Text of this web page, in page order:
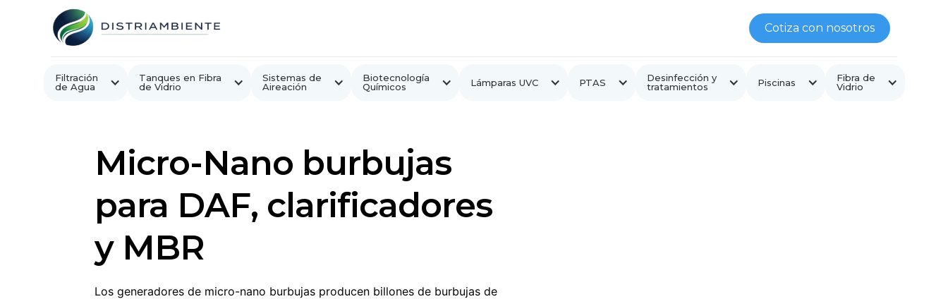
Cotiza con nosotros
Filtración
de Agua
Tanques en Fibra
de Vidrio
Sistemas de
Aireación
Biotecnología
Químicos
Lámparas UVC PTAS
Desinfección y
tratamientos
Piscinas
Fibra de
Vidrio
Micro-Nano burbujas
para DAF, clarificadores
y MBR
Los generadores de micro-nano burbujas producen billones de burbujas de